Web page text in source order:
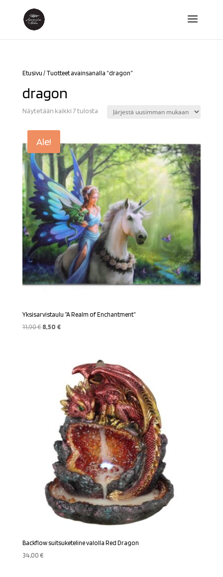
Etusivu / Tuotteet avainsanalla “dragon”
dragon
Näytetään kaikki 7 tulostaSorted
Ale!
Yksisarvistaulu ”A Realm of Enchantment”
11,90€ Alkuperäinen
8,50 €Nykyinen
Backflow suitsuketeline valolla Red Dragon
34,00€